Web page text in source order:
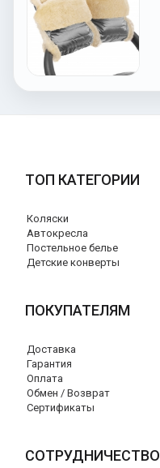
ТОП КАТЕГОРИИ
Коляски
Автокресла
Постельное белье
Детские конверты
ПОКУПАТЕЛЯМ
Доставка
Гарантия
Оплата
Обмен / Возврат
Сертификаты
СОТРУДНИЧЕСТВО